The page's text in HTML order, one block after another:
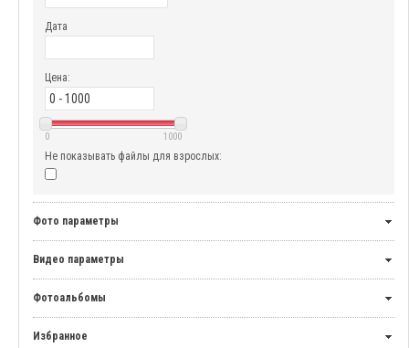
Дата
Цена:
0 1000
Не показывать файлы для взрослых:
Фото параметры
Видео параметры
Фотоальбомы
Избранное